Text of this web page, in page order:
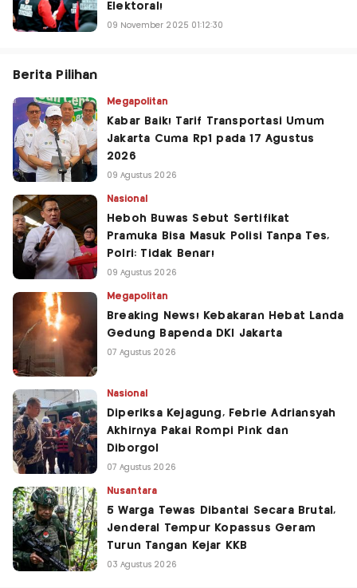
Elektoral!
09 November 2025 01:12:30
Berita Pilihan
Megapolitan
Kabar Baik! Tarif Transportasi Umum
Jakarta Cuma Rp1 pada 17 Agustus
2026
09 Agustus 2026
Nasional
Heboh Buwas Sebut Sertifikat
Pramuka Bisa Masuk Polisi Tanpa Tes,
Polri: Tidak Benar!
09 Agustus 2026
Megapolitan
Breaking News! Kebakaran Hebat Landa
Gedung Bapenda DKI Jakarta
07 Agustus 2026
Nasional
Diperiksa Kejagung, Febrie Adriansyah
Akhirnya Pakai Rompi Pink dan
Diborgol
07 Agustus 2026
Nusantara
5 Warga Tewas Dibantai Secara Brutal,
Jenderal Tempur Kopassus Geram
Turun Tangan Kejar KKB
03 Agustus 2026